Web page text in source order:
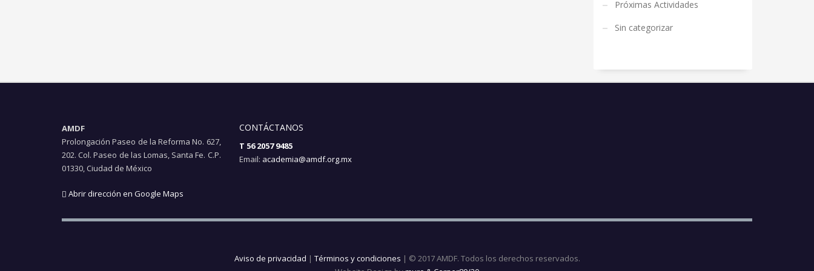
Próximas Actividades
Sin categorizar
AMDF
Prolongación Paseo de la Reforma No. 627,
202. Col. Paseo de las Lomas, Santa Fe. C.P.
01330, Ciudad de México
Abrir dirección en Google Maps
CONTÁCTANOS
T 56 2057 9485
Email: academia@amdf.org.mx
Aviso de privacidad | Términos y condiciones | © 2017 AMDF. Todos los derechos reservados.